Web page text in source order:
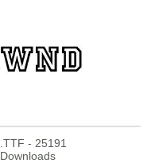
.TTF - 25191
Downloads